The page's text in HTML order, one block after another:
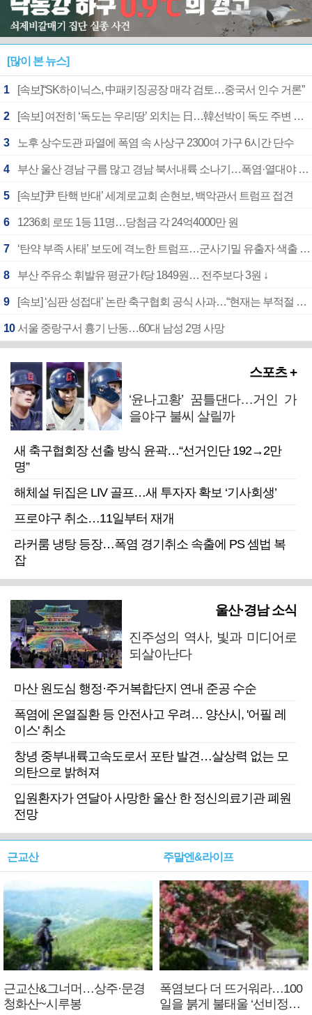
[많이 본 뉴스]
1 [속보]“SK하이닉스, 中패키징공장 매각 검토…중국서 인수 거론”
2 [속보] 여전히 ‘독도는 우리땅’ 외치는 日…韓선박이 독도 주변 해양조사 활동하자 반발
3 노후 상수도관 파열에 폭염 속 사상구 2300여 가구 6시간 단수
4 부산 울산 경남 구름 많고 경남 북서내륙 소나기…폭염·열대야 계속
5 [속보]‘尹 탄핵 반대’ 세계로교회 손현보, 백악관서 트럼프 접견
6 1236회 로또 1등 11명…당첨금 각 24억4000만 원
7 ‘탄약 부족 사태’ 보도에 격노한 트럼프…군사기밀 유출자 색출 지시
8 부산 주유소 휘발유 평균가 ℓ당 1849원… 전주보다 3원 ↓
9 [속보] ‘심판 성접대’ 논란 축구협회 공식 사과…“현재는 부적절 행위 없어”
10 서울 중랑구서 흉기 난동…60대 남성 2명 사망
스포츠 +
‘윤나고황’ 꿈틀댄다…거인 가
을야구 불씨 살릴까
새 축구협회장 선출 방식 윤곽…“선거인단 192→2만
명”
해체설 뒤집은 LIV 골프…새 투자자 확보 ‘기사회생’
프로야구 취소…11일부터 재개
라커룸 냉탕 등장…폭염 경기취소 속출에 PS 셈법 복
잡
울산·경남 소식
진주성의 역사, 빛과 미디어로
되살아난다
마산 원도심 행정·주거복합단지 연내 준공 수순
폭염에 온열질환 등 안전사고 우려… 양산시, '어필 레
이스' 취소
창녕 중부내륙고속도로서 포탄 발견…살상력 없는 모
의탄으로 밝혀져
입원환자가 연달아 사망한 울산 한 정신의료기관 폐원
전망
근교산
근교산&그너머…상주·문경
청화산~시루봉
주말엔&라이프
폭염보다 더 뜨거워라…100
일을 붉게 불태울 ‘선비정신’